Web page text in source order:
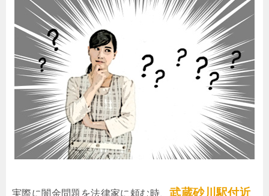
実際に闇金問題を法律家に頼む時、武蔵砂川駅付近